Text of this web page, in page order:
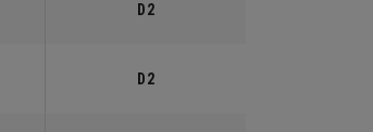
D2
D2